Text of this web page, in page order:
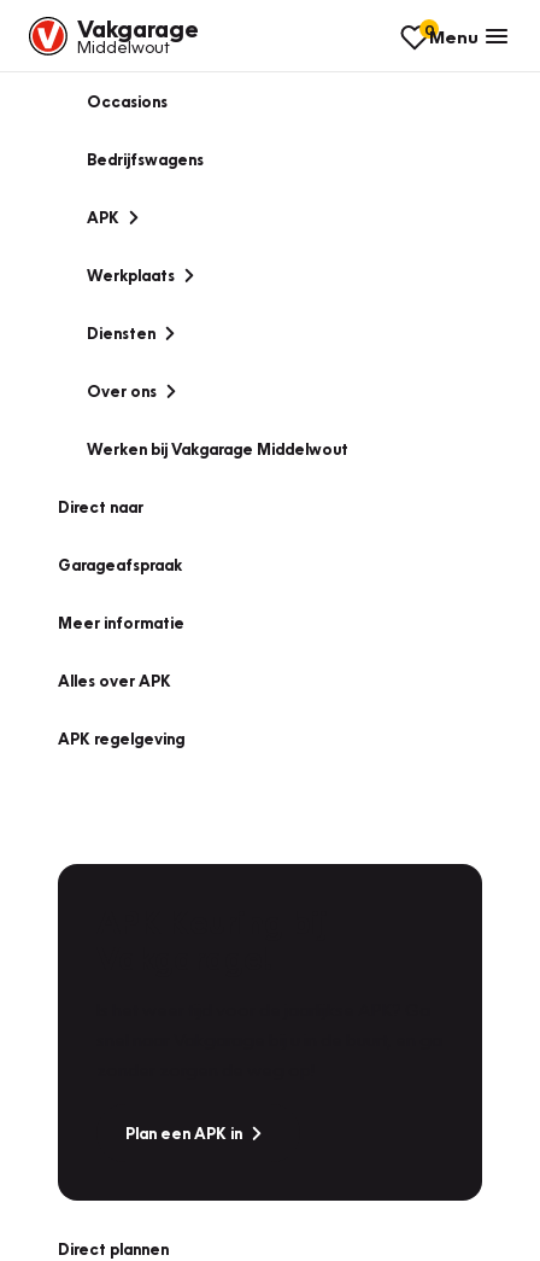
Vakgarage
Middelwout
0Menu
Occasions
Bedrijfswagens
APK
Werkplaats
Diensten
Over ons
Werken bij Vakgarage Middelwout
Direct naar
Garageafspraak
Meer informatie
Alles over APK
APK regelgeving
Plan een APK in
Direct plannen